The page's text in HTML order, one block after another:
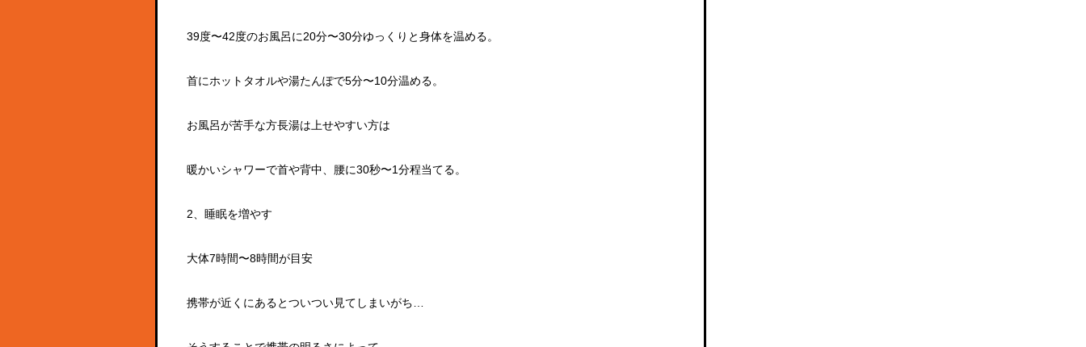
39度〜42度のお風呂に20分〜30分ゆっくりと身体を温める。
首にホットタオルや湯たんぽで5分〜10分温める。
お風呂が苦手な方長湯は上せやすい方は
暖かいシャワーで首や背中、腰に30秒〜1分程当てる。
2、睡眠を増やす
大体7時間〜8時間が目安
携帯が近くにあるとついつい見てしまいがち…